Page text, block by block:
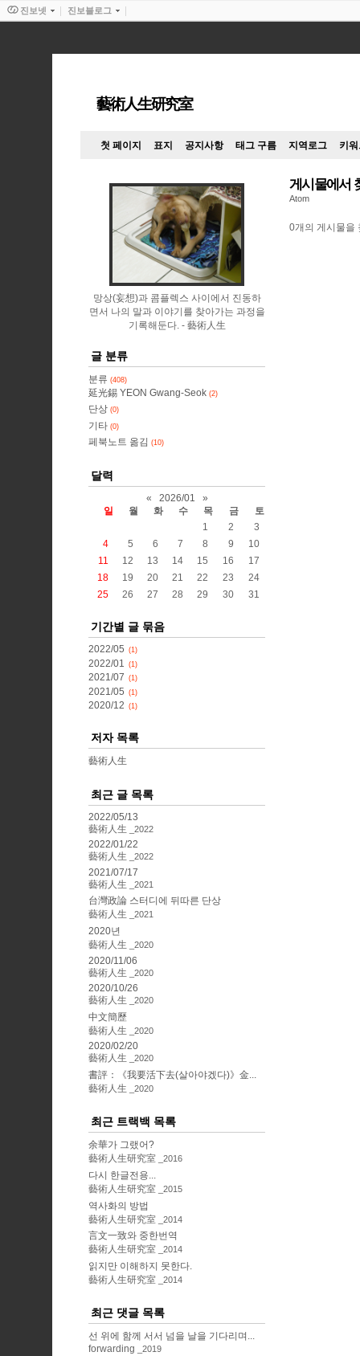
藝術人生研究室
첫 페이지 표지 공지사항 태그 구름 지역로그 키
게시물에서
Atom
0개의 게시물을
망상(妄想)과 콤플렉스 사이에서 진동하
면서 나의 말과 이야기를 찾아가는 과정을
기록해둔다.
藝術人生
글 분류
분류 (408)
延光錫 YEON Gwang-Seok (2)
단상 (0)
기타 (0)
페북노트 옮김 (10)
달력
« 2026/01
»
일
월 화 수 목 금
토
1
2
3
4
5 6 7 8 9
10
11
12 13 14 15 16
17
18
19 20 21 22 23
24
25
26 27 28 29 30 31
기간별 글 묶음
2022/05 (1)
2022/01 (1)
2021/07 (1)
2021/05 (1)
2020/12 (1)
저자 목록
藝術人生
최근 글 목록
2022/05/13
藝術人生
2022
2022/01/22
藝術人生
2022
2021/07/17
藝術人生
2021
台灣政論 스터디에 뒤따른 단상
藝術人生
2021
2020년
藝術人生
2020
2020/11/06
藝術人生
2020
2020/10/26
藝術人生
2020
中文簡歷
藝術人生
2020
2020/02/20
藝術人生
2020
書評：《我要活下去(살아야겠다)》金...
藝術人生
2020
최근 트랙백 목록
余華가 그랬어?
藝術人生研究室
2016
다시 한글전용...
藝術人生研究室
2015
역사화의 방법
藝術人生研究室
2014
言文一致와 중한번역
藝術人生研究室
2014
읽지만 이해하지 못한다.
藝術人生研究室
2014
최근 댓글 목록
선 위에 함께 서서 넘을 날을 기다리며...
forwarding
2019
진보넷 진보블로그